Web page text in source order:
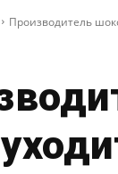
Производитель